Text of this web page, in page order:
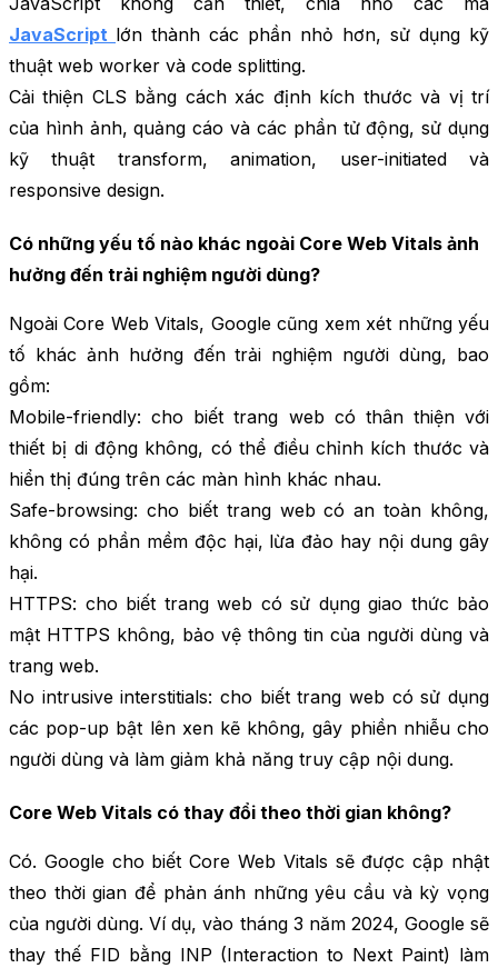
JavaScript lớn thành các phần nhỏ hơn, sử dụng kỹ
thuật web worker và code splitting.
Cải thiện CLS bằng cách xác định kích thước và vị trí
của hình ảnh, quảng cáo và các phần tử động, sử dụng
kỹ thuật transform, animation, user-initiated và
responsive design.
Có những yếu tố nào khác ngoài Core Web Vitals ảnh
hưởng đến trải nghiệm người dùng?
Ngoài Core Web Vitals, Google cũng xem xét những yếu
tố khác ảnh hưởng đến trải nghiệm người dùng, bao
gồm:
Mobile-friendly: cho biết trang web có thân thiện với
thiết bị di động không, có thể điều chỉnh kích thước và
hiển thị đúng trên các màn hình khác nhau.
Safe-browsing: cho biết trang web có an toàn không,
không có phần mềm độc hại, lừa đảo hay nội dung gây
hại.
HTTPS: cho biết trang web có sử dụng giao thức bảo
mật HTTPS không, bảo vệ thông tin của người dùng và
trang web.
No intrusive interstitials: cho biết trang web có sử dụng
các pop-up bật lên xen kẽ không, gây phiền nhiễu cho
người dùng và làm giảm khả năng truy cập nội dung.
Core Web Vitals có thay đổi theo thời gian không?
Có. Google cho biết Core Web Vitals sẽ được cập nhật
theo thời gian để phản ánh những yêu cầu và kỳ vọng
của người dùng. Ví dụ, vào tháng 3 năm 2024, Google sẽ
thay thế FID bằng INP (Interaction to Next Paint) làm